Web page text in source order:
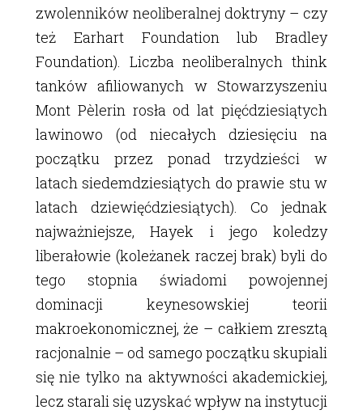
zwolenników neoliberalnej doktryny – czy
też Earhart Foundation lub Bradley
Foundation). Liczba neoliberalnych think
tanków afiliowanych w Stowarzyszeniu
Mont Pèlerin rosła od lat pięćdziesiątych
lawinowo (od niecałych dziesięciu na
początku przez ponad trzydzieści w
latach siedemdziesiątych do prawie stu w
latach dziewięćdziesiątych). Co jednak
najważniejsze, Hayek i jego koledzy
liberałowie (koleżanek raczej brak) byli do
tego stopnia świadomi powojennej
dominacji keynesowskiej teorii
makroekonomicznej, że – całkiem zresztą
racjonalnie – od samego początku skupiali
się nie tylko na aktywności akademickiej,
lecz starali się uzyskać wpływ na instytucji